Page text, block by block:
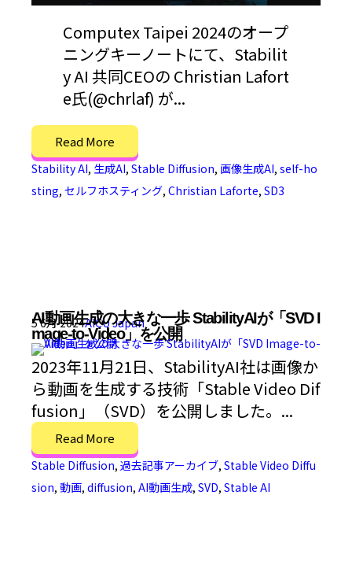
Computex Taipei 2024のオープ
ニングキーノートにて、Stabilit
y AI 共同CEOの Christian Lafort
e氏(@chrlaf) が...
Read More
Stability AI, 生成AI, Stable Diffusion, 画像生成AI, self-ho
sting, セルフホスティング, Christian Laforte, SD3
AI動画生成の大きな一歩 StabilityAIが「SVD I
mage-to-Video」を公開
5 6月 2024AICU Japan
2023年11月21日、StabilityAI社は画像か
ら動画を生成する技術「Stable Video Dif
fusion」（SVD）を公開しました。...
Read More
Stable Diffusion, 過去記事アーカイブ, Stable Video Diffu
sion, 動画, diffusion, AI動画生成, SVD, Stable AI